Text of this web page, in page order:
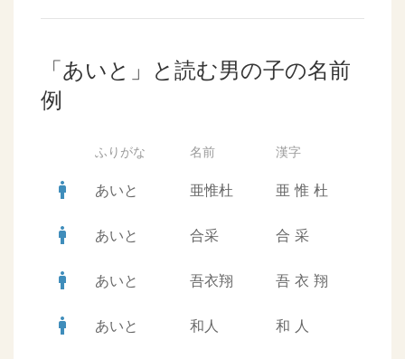
「あいと」と読む男の子の名前
例
ふりがな 名前 漢字
man あいと 亜惟杜 亜 惟 杜
man あいと 合采 合 采
man あいと 吾衣翔 吾 衣 翔
man あいと 和人 和 人